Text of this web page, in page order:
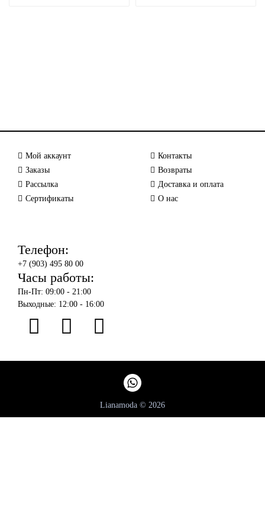
Мой аккаунт
Заказы
Рассылка
Сертификаты
Контакты
Возвраты
Доставка и оплата
О нас
Телефон:
+7 (903) 495 80 00
Часы работы:
Пн-Пт: 09:00 - 21:00
Выходные: 12:00 - 16:00
Lianamoda © 2026